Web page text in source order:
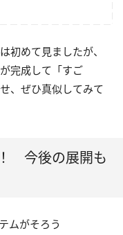
初めて見ましたが、
完成して「すご
、ぜひ真似してみて
今後の展開も
ムがそろう